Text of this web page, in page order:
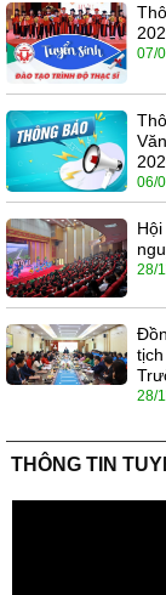
07/
06/
28/
28/
THÔNG TIN